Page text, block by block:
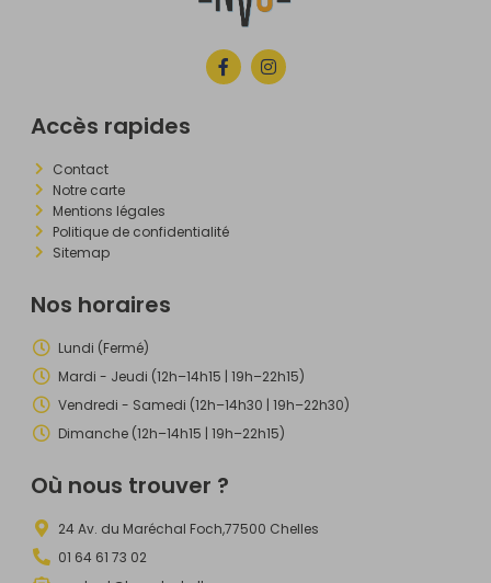
Accès rapides
Contact
Notre carte
Mentions légales
Politique de confidentialité
Sitemap
Nos horaires
Lundi (Fermé)
Mardi - Jeudi (12h–14h15 | 19h–22h15)
Vendredi - Samedi (12h–14h30 | 19h–22h30)
Dimanche (12h–14h15 | 19h–22h15)
Où nous trouver ?
24 Av. du Maréchal Foch,77500 Chelles
01 64 61 73 02